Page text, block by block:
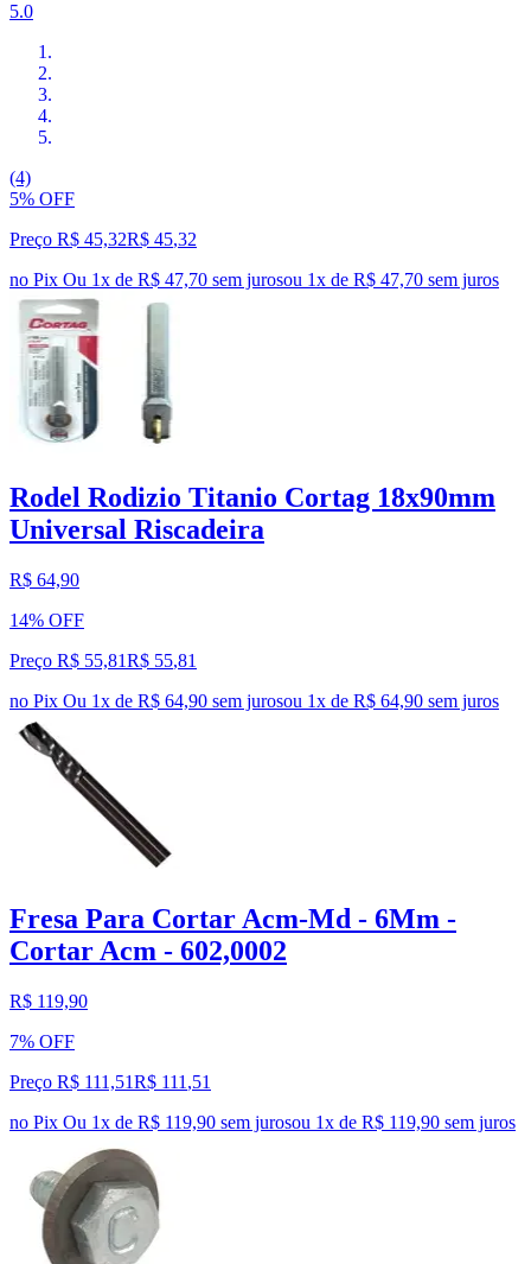
5.0
(4)
5% OFF
Preço R$ 45,32R$ 45,32
no Pix Ou 1x de R$ 47,70 sem jurosou 1x de R$ 47,70 sem juros
Rodel Rodizio Titanio Cortag 18x90mm
Universal Riscadeira
R$ 64,90
14% OFF
Preço R$ 55,81R$ 55,81
no Pix Ou 1x de R$ 64,90 sem jurosou 1x de R$ 64,90 sem juros
Fresa Para Cortar Acm-Md - 6Mm -
Cortar Acm - 602,0002
R$ 119,90
7% OFF
Preço R$ 111,51R$ 111 ,51
no Pix Ou 1x de R$ 119,90 sem jurosou 1x de R$ 119,90 sem juros